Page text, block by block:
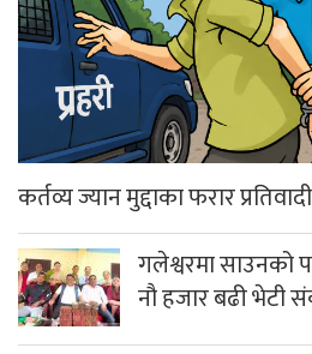
कर्तव्य ज्यान मुद्दाका फरार
गलेश्वरमा साउनको
नौ हजार बढी भेटी